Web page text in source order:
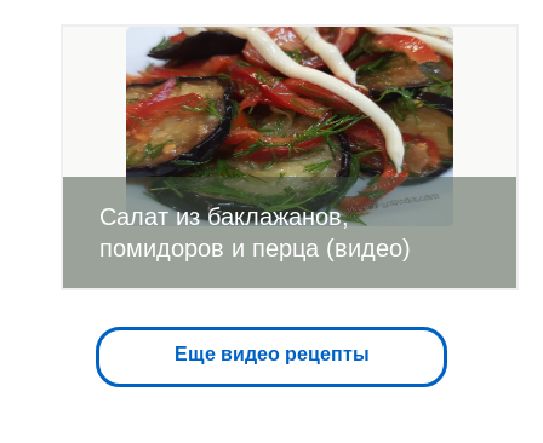
Салат из баклажанов,
помидоров и перца (видео)
Еще видео рецепты